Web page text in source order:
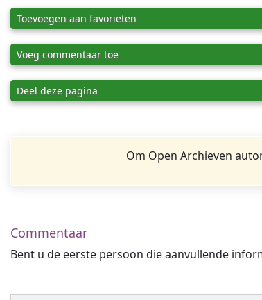
Toevoegen aan favorieten
Voeg commentaar toe
Deel deze pagina
Om Open Archieven
Commentaar
Bent u de eerste persoon die aanvullende